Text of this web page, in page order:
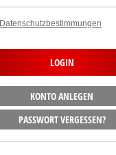
Datenschutzbestimmungen
KONTO ANLEGEN
PASSWORT VERGESSEN?